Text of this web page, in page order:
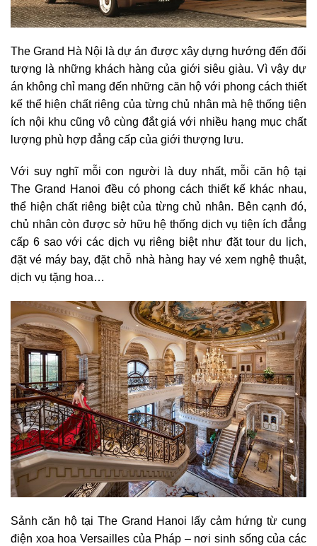
The Grand Hà Nội là dự án được xây dựng hướng đến đối
tượng là những khách hàng của giới siêu giàu. Vì vậy dự
án không chỉ mang đến những căn hộ với phong cách thiết
kế thể hiện chất riêng của từng chủ nhân mà hệ thống tiện
ích nội khu cũng vô cùng đắt giá với nhiều hạng mục chất
lượng phù hợp đẳng cấp của giới thượng lưu.
Với suy nghĩ mỗi con người là duy nhất, mỗi căn hộ tại
The Grand Hanoi đều có phong cách thiết kế khác nhau,
thể hiện chất riêng biệt của từng chủ nhân. Bên cạnh đó,
chủ nhân còn được sở hữu hệ thống dịch vụ tiện ích đẳng
cấp 6 sao với các dịch vụ riêng biệt như đặt tour du lịch,
đặt vé máy bay, đặt chỗ nhà hàng hay vé xem nghệ thuật,
dịch vụ tặng hoa…
Sảnh căn hộ tại The Grand Hanoi lấy cảm hứng từ cung
điện xoa hoa Versailles của Pháp – nơi sinh sống của các